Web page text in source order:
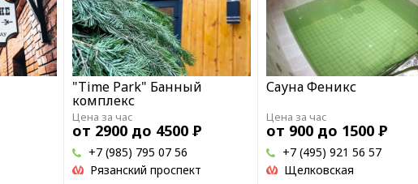
"Time Park" Банный
комплекс
Цена за час
от 2900 до 4500 Р
Рязанский проспект
+7 (985) 795 07 56
Сауна Феникс
Цена за час
от 900 до 1500 Р
Щелковская
+7 (495) 921 56 57